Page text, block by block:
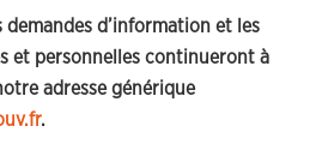
d’information et les
et personnelles continueront à
adresse générique
.